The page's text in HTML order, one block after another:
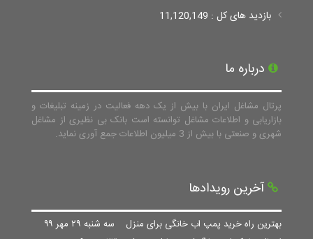
بازدید های کل : 11,120,149
درباره ما
پرتال مشاغل ایران با بیش از یک دهه فعالیت در زمینه تبلیغات و
بازاریابی و اطلاعات مشاغل توانسته است بانک بی نظیری از مشاغل
شهری و صنعتی با بیش از 3 میلیون اطلاعات جمع آوری نماید.
آخرین رویدادها
بهترین راه خرید پمپ اب خانگی برای منزل سه شنبه ۲۹ مهر ۹۹